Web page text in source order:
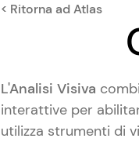
< Ritorna ad Atlas
L'Analisi Visiva
interattive per
utilizza strumenti di